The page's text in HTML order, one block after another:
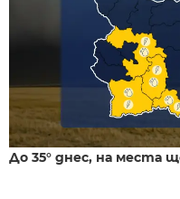
До 35° днес, на места